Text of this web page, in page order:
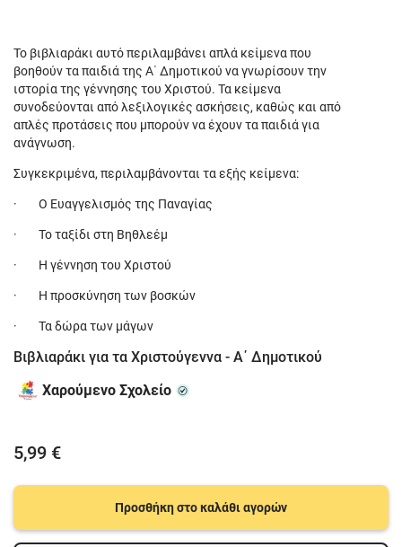
Το βιβλιαράκι αυτό περιλαμβάνει απλά κείμενα που
βοηθούν τα παιδιά της Α΄ Δημοτικού να γνωρίσουν την
ιστορία της γέννησης του Χριστού. Τα κείμενα
συνοδεύονται από λεξιλογικές ασκήσεις, καθώς και από
απλές προτάσεις που μπορούν να έχουν τα παιδιά για
ανάγνωση.
Συγκεκριμένα, περιλαμβάνονται τα εξής κείμενα:
· Ο Ευαγγελισμός της Παναγίας
· Το ταξίδι στη Βηθλεέμ
· Η γέννηση του Χριστού
· Η προσκύνηση των βοσκών
· Τα δώρα των μάγων
Βιβλιαράκι για τα Χριστούγεννα - Α΄ Δημοτικού
Χαρούμενο Σχολείο
5,99 €
Προσθήκη στο καλάθι αγορών